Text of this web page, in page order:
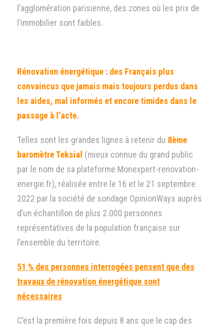
l’agglomération parisienne, des zones où les prix de
l’immobilier sont faibles.
Rénovation énergétique : des Français plus
convaincus que jamais mais toujours perdus dans
les aides, mal informés et encore timides dans le
passage à l’acte.
Telles sont les grandes lignes à retenir du 8ème
baromètre Teksial (mieux connue du grand public
par le nom de sa plateforme Monexpert-renovation-
energie.fr), réalisée entre le 16 et le 21 septembre
2022 par la société de sondage OpinionWays auprès
d’un échantillon de plus 2.000 personnes
représentatives de la population française sur
l’ensemble du territoire.
51 % des personnes interrogées pensent que des
travaux de rénovation énergétique sont
nécessaires
C’est la première fois depuis 8 ans que le cap des